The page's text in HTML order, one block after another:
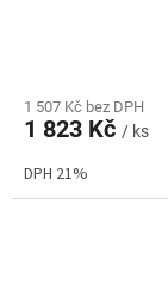
produktu
je
z
5
1 507 Kč bez DPH
1 823 Kč / ks
DPH 21%